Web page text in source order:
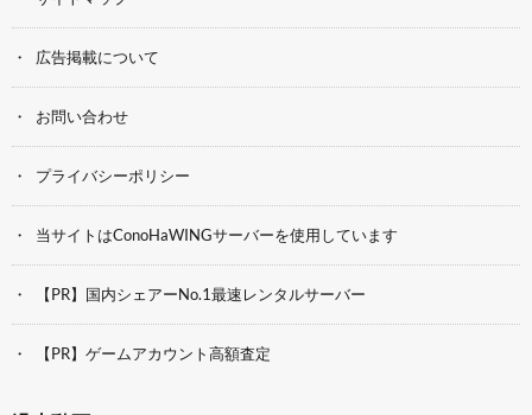
広告掲載について
お問い合わせ
プライバシーポリシー
当サイトはConoHaWINGサーバーを使用しています
【PR】国内シェアーNo.1最速レンタルサーバー
【PR】ゲームアカウント高額査定